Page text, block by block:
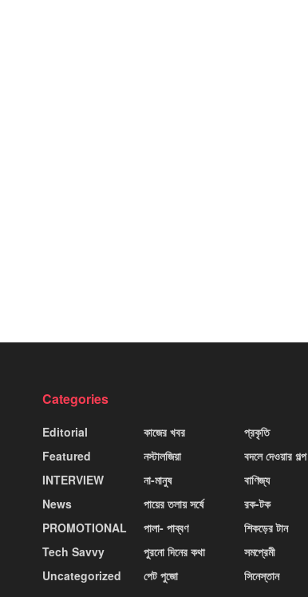
Categories
Editorial
Featured
INTERVIEW
News
PROMOTIONAL
Tech Savvy
Uncategorized
কাজের খবর
নস্টালজিয়া
না-মানুষ
পায়ের তলায় সর্ষে
পালা- পাব্বণ
পুরনো দিনের কথা
পেট পুজো
প্রকৃতি
বদলে দেওয়ার গল্প
বাণিজ্য
রক-টক
শিকড়ের টান
সমপ্রেমী
সিনেস্তান